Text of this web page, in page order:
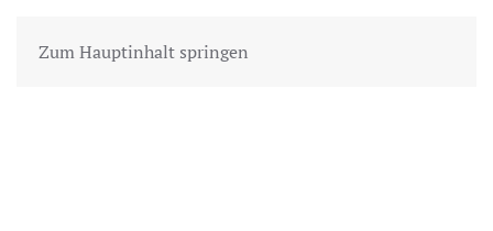
Zum Hauptinhalt springen